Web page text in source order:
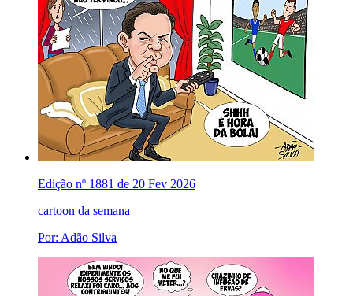
Edição nº 1881 de 20 Fev 2026
cartoon da semana
Por: Adão Silva